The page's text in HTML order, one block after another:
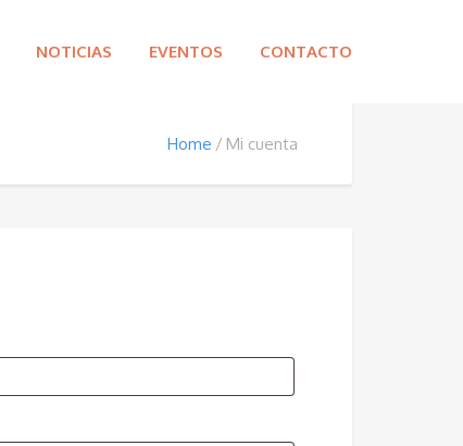
NOTICIAS EVENTOS CONTACTO
Home Mi cuenta